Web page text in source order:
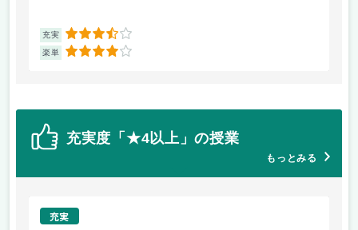
充実 3.5
楽単 4
充実度「★4以上」の授業
もっとみる
充実